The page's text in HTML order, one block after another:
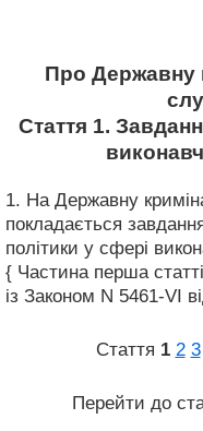
Про Державну
Стаття 1.
1. На Державну
покладається
політики у сфері
{ Частина перша
із Законом N 5461-VI
Стаття 1 2 3
Перейти до